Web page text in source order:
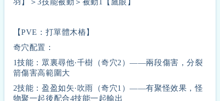
【PVE：打單體木樁】
奇穴配置：
1技能：眾裏尋他·千樹（奇穴2）——兩段傷害，分裂
箭傷害高範圍大
2技能：盈盈如矢·吹雨（奇穴1）——有聚怪效果，怪
物聚一起後配合4技能一起輸出